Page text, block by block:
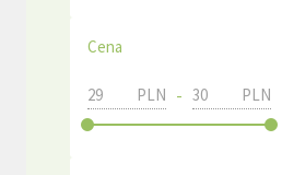
Cena
PLN - PLN